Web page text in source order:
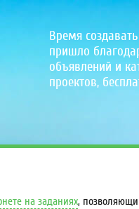
Время
пришло
объявлений и
проектов,
на заданиях,